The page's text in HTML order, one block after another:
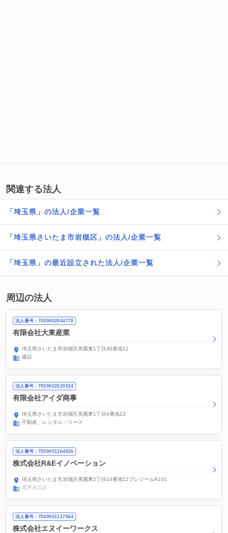
関連する法人
「埼玉県」の法人/企業一覧
「埼玉県さいたま市岩槻区」の法人/企業一覧
「埼玉県」の最近設立された法人/企業一覧
周辺の法人
法人番号：7030002044770
有限会社大東産業
埼玉県さいたま市岩槻区美園東1丁目30番地11
建設
法人番号：7030002020524
有限会社アイダ商事
埼玉県さいたま市岩槻区美園東1丁目6番地13
不動産、レンタル・リース
法人番号：7030001164826
株式会社R&Eイノベーション
埼玉県さいたま市岩槻区美園東2丁目14番地22プレジールA101
業界未設定
法人番号：7030001127064
株式会社エヌイーワークス